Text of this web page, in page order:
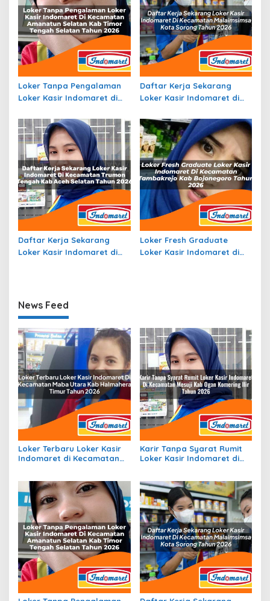
Loker Tanpa Pengalaman
Loker Kasir Indomaret di
Selatan, Kab Timor Tengah
Selatan Tahun 2026
Daftar Kerja Sekarang
Loker Kasir Indomaret di
Kota Sorong Tahun 2026
Daftar Kerja Sekarang
Loker Kasir Indomaret di
Loker Fresh Graduate
Loker Kasir Indomaret di
News Feed
Loker Terbaru Loker Kasir
Indomaret di Kecamatan
2026
Karir Tanpa Syarat Rumit
Loker Kasir Indomaret di
2026